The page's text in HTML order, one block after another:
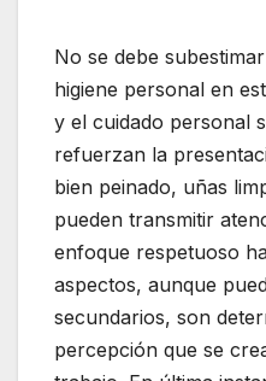
No se debe
higiene personal en
y el cuidado personal
refuerzan la
bien peinado, uñas
pueden transmitir
enfoque respetuoso
aspectos, aunque
secundarios, son
percepción que se